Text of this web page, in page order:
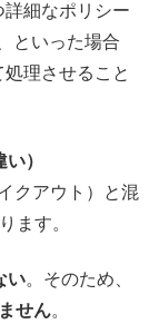
細なポリシー
といった場合
理させること
）
クアウト）と混
ます。
い。そのため、
せん。